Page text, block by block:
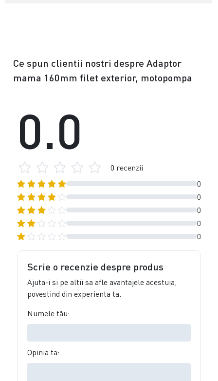
Ce spun clientii nostri despre Adaptor
mama 160mm filet exterior, motopompa
0
0
0
0
0
0.0
0 recenzii
Scrie o recenzie despre produs
Ajuta-i si pe altii sa afle avantajele acestuia,
povestind din experienta ta.
Numele tău:
Opinia ta: